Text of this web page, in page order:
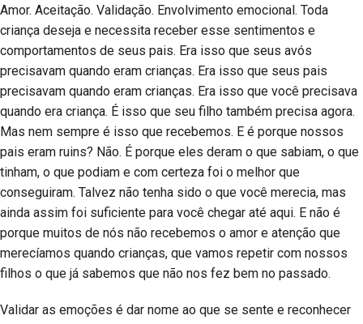
Amor. Aceitação. Validação. Envolvimento emocional. Toda
criança deseja e necessita receber esse sentimentos e
comportamentos de seus pais. Era isso que seus avós
precisavam quando eram crianças. Era isso que seus pais
precisavam quando eram crianças. Era isso que você precisava
quando era criança. É isso que seu filho também precisa agora.
Mas nem sempre é isso que recebemos. E é porque nossos
pais eram ruins? Não. É porque eles deram o que sabiam, o que
tinham, o que podiam e com certeza foi o melhor que
conseguiram. Talvez não tenha sido o que você merecia, mas
ainda assim foi suficiente para você chegar até aqui. E não é
porque muitos de nós não recebemos o amor e atenção que
merecíamos quando crianças, que vamos repetir com nossos
filhos o que já sabemos que não nos fez bem no passado.
Validar as emoções é dar nome ao que se sente e reconhecer